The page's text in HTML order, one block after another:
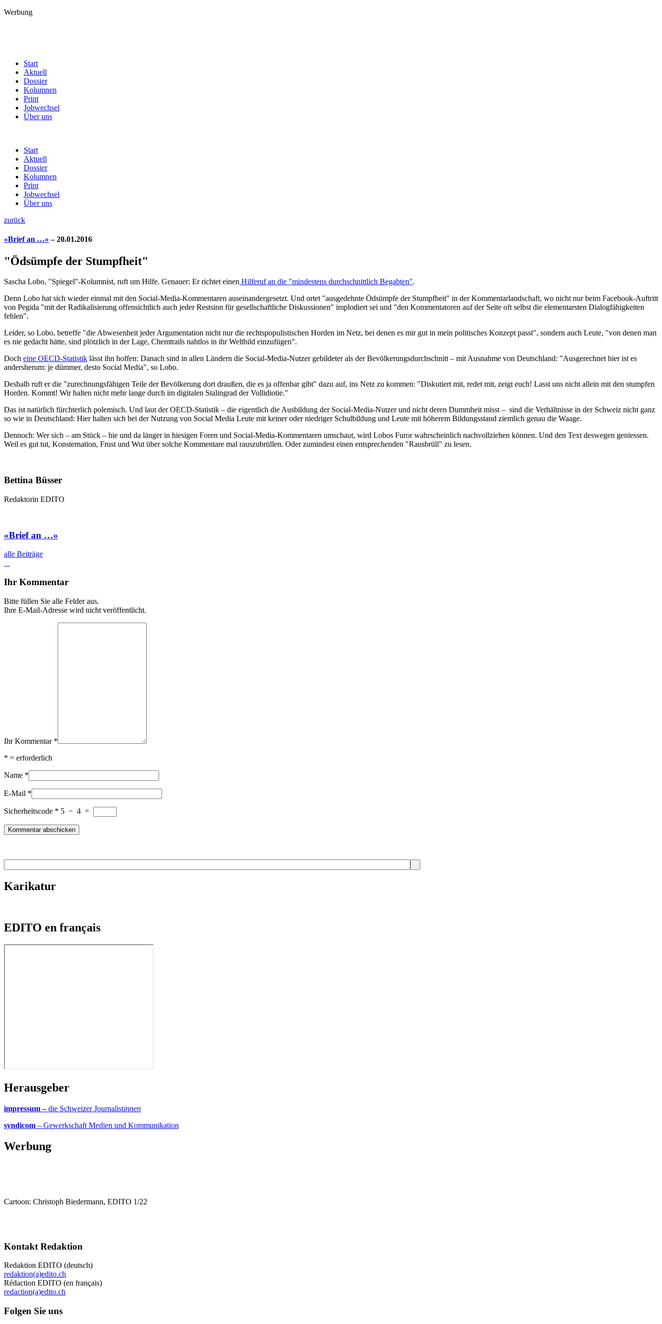
Werbung
Start
Aktuell
Dossier
Kolumnen
Print
Jobwechsel
Über uns
Start
Aktuell
Dossier
Kolumnen
Print
Jobwechsel
Über uns
zurück
«Brief an …» – 20.01.2016
"Ödsümpfe der Stumpfheit"
Sascha Lobo, "Spiegel"-Kolumnist, ruft um Hilfe. Genauer: Er richtet einen Hilferuf an die "mindestens durchschnittlich Begabten".
Denn Lobo hat sich wieder einmal mit den Social-Media-Kommentaren auseinandergesetzt. Und ortet "ausgedehnte Ödsümpfe der Stumpfheit" in der Kommentarlandschaft, wo nicht nur beim Facebook-Auftritt
von Pegida "mit der Radikalisierung offensichtlich auch jeder Restsinn für gesellschaftliche Diskussionen" implodiert sei und "den Kommentatoren auf der Seite oft selbst die elementarsten Dialogfähigkeiten
fehlen".
Leider, so Lobo, betreffe "die Abwesenheit jeder Argumentation nicht nur die rechtspopulistischen Horden im Netz, bei denen es mir gut in mein politisches Konzept passt", sondern auch Leute, "von denen man
es nie gedacht hätte, sind plötzlich in der Lage, Chemtrails nahtlos in ihr Weltbild einzufügen".
Doch eine OECD-Statistik lässt ihn hoffen: Danach sind in allen Ländern die Social-Media-Nutzer gebildeter als der Bevölkerungsdurchschnitt – mit Ausnahme von Deutschland: "Ausgerechnet hier ist es
andersherum: je dümmer, desto Social Media", so Lobo.
Deshalb ruft er die "zurechnungsfähigen Teile der Bevölkerung dort draußen, die es ja offenbar gibt" dazu auf, ins Netz zu kommen: "Diskutiert mit, redet mit, zeigt euch! Lasst uns nicht allein mit den stumpfen
Horden. Kommt! Wir halten nicht mehr lange durch im digitalen Stalingrad der Vollidiotie."
Das ist natürlich fürchterlich polemisch. Und laut der OECD-Statistik – die eigentlich die Ausbildung der Social-Media-Nutzer und nicht deren Dummheit misst – sind die Verhältnisse in der Schweiz nicht ganz
so wie in Deutschland: Hier halten sich bei der Nutzung von Social Media Leute mit keiner oder niedriger Schulbildung und Leute mit höherem Bildungsstand ziemlich genau die Waage.
Dennoch: Wer sich – am Stück – hie und da länger in hiesigen Foren und Social-Media-Kommentaren umschaut, wird Lobos Furor wahrscheinlich nachvollziehen können. Und den Text deswegen geniessen.
Weil es gut tut, Konsternation, Frust und Wut über solche Kommentare mal rauszubrüllen. Oder zumindest einen entsprechenden "Rausbrüll" zu lesen.
Bettina Büsser
Redaktorin EDITO
«Brief an …»
alle Beiträge
Ihr Kommentar
Bitte füllen Sie alle Felder aus.
Ihre E-Mail-Adresse wird nicht veröffentlicht.
Ihr Kommentar *
* = erforderlich
Name *
E-Mail *
Sicherheitscode * 5 − 4 =
Karikatur
EDITO en français
Herausgeber
impressum –die Schweizer Journalistinnen
syndicom – Gewerkschaft Medien und Kommunikation
Werbung
Cartoon: Christoph Biedermann, EDITO 1/22
Kontakt Redaktion
Redaktion EDITO (deutsch)
redaktion(a)edito.ch
Rédaction EDITO (en français)
redaction(a)edito.ch
Folgen Sie uns